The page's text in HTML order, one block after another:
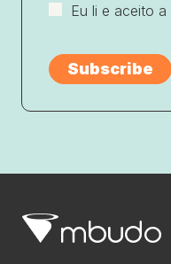
Eu li e aceito a